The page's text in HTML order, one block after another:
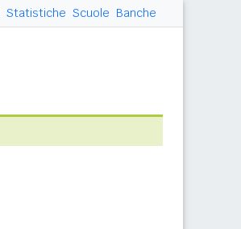
Statistiche Scuole Banche